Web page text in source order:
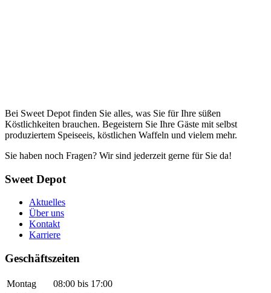
Bei Sweet Depot finden Sie alles, was Sie für Ihre süßen
Köstlichkeiten brauchen. Begeistern Sie Ihre Gäste mit selbst
produziertem Speiseeis, köstlichen Waffeln und vielem mehr.
Sie haben noch Fragen? Wir sind jederzeit gerne für Sie da!
Sweet Depot
Aktuelles
Über uns
Kontakt
Karriere
Geschäftszeiten
Montag
08:00 bis 17:00